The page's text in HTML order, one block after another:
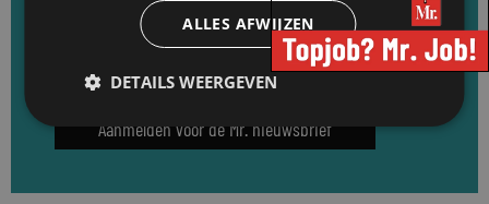
vacatures. Meld u direct aan en ontvang
elke dinsdag de Mr. nieuwsbrief.
Aanmelden voor de Mr. nieuwsbrief
ALLES AFWIJZEN
DETAILS WEERGEVEN